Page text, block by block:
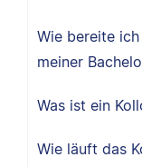
Wie bereite
meiner
Was ist ein
Wie läuft das